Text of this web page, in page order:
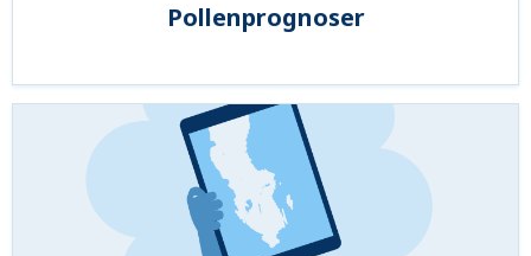
Pollenprognoser